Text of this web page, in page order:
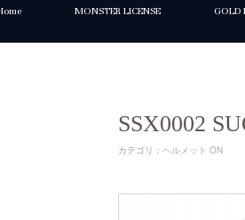
MONSTER LICENSE GOLD
SSX0002
カテゴリ ： ヘルメット ON